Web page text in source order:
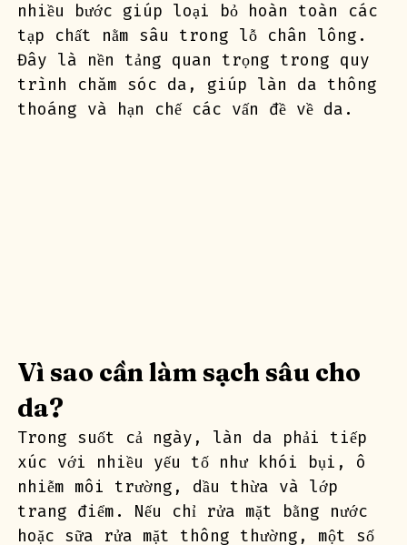
nhiều bước giúp loại bỏ hoàn toàn các
tạp chất nằm sâu trong lỗ chân lông.
Đây là nền tảng quan trọng trong quy
trình chăm sóc da, giúp làn da thông
thoáng và hạn chế các vấn đề về da.
Vì sao cần làm sạch sâu cho
da?
Trong suốt cả ngày, làn da phải tiếp
xúc với nhiều yếu tố như khói bụi, ô
nhiễm môi trường, dầu thừa và lớp
trang điểm. Nếu chỉ rửa mặt bằng nước
hoặc sữa rửa mặt thông thường, một số